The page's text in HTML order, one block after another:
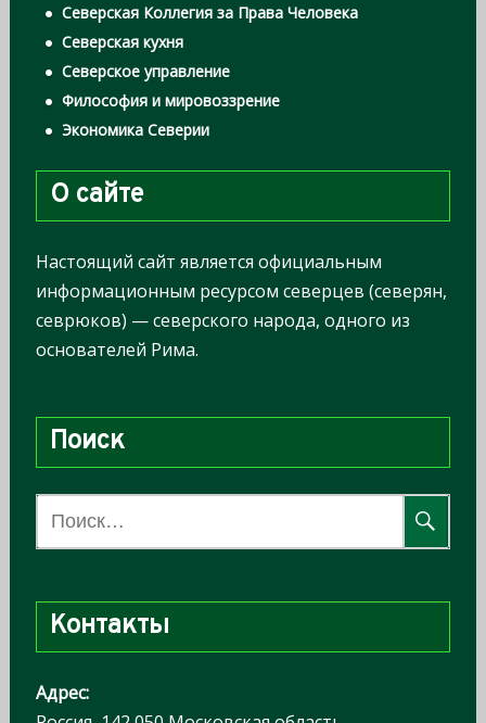
Северская Коллегия за Права Человека
Северская кухня
Северское управление
Философия и мировоззрение
Экономика Северии
О сайте
Настоящий сайт является официальным
информационным ресурсом северцев (северян,
севрюков) — северского народа, одного из
основателей Рима.
Поиск
т
:
Контакты
Адрес: